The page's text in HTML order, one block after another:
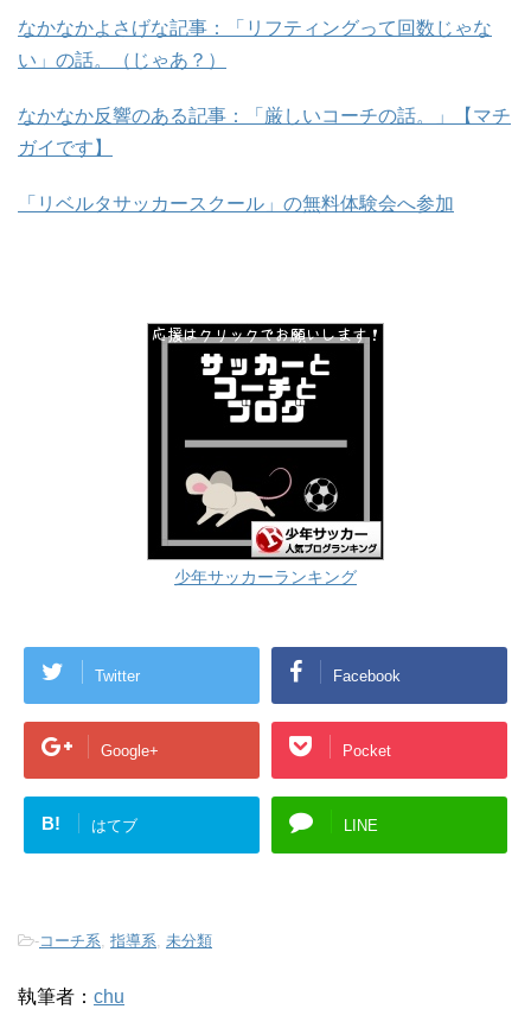
なかなかよさげな記事：「リフティングって回数じゃな
い」の話。（じゃあ？）
なかなか反響のある記事：「厳しいコーチの話。」【マチ
ガイです】
「リベルタサッカースクール」の無料体験会へ参加
少年サッカーランキング
Twitter Facebook
Google+ Pocket
B! はてブ LINE
-コーチ系, 指導系, 未分類
執筆者： chu